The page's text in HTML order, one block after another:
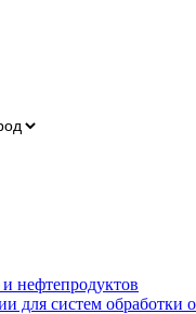
нефтепродуктов
для систем